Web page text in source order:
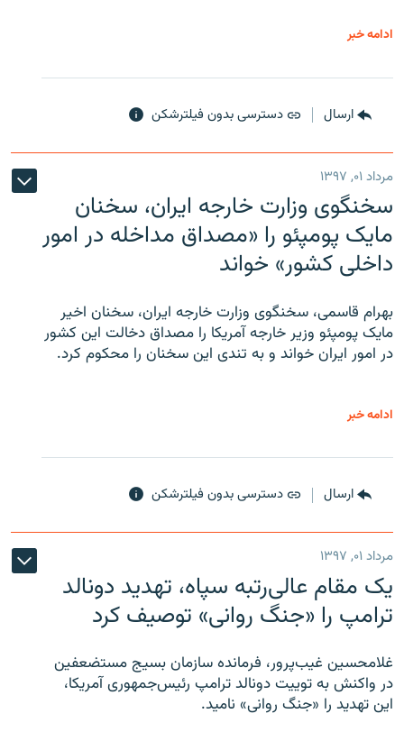
ادامه خبر
ارسال دسترسی بدون فیلترشکن
مرداد ۰۱, ۱۳۹۷
سخنگوی وزارت خارجه ایران، سخنان
مایک پومپئو را «مصداق مداخله در امور
داخلی کشور» خواند
بهرام قاسمی، سخنگوی وزارت خارجه ایران، سخنان اخیر
مایک پومپئو وزیر خارجه آمریکا را مصداق دخالت این کشور
در امور ایران خواند و به تندی این سخنان را محکوم کرد.
ادامه خبر
ارسال دسترسی بدون فیلترشکن
مرداد ۰۱, ۱۳۹۷
یک مقام عالی‌رتبه سپاه، تهدید دونالد
ترامپ را «جنگ روانی» توصیف کرد
غلامحسین غیب‌پرور، فرمانده سازمان بسیج مستضعفین
در واکنش به توییت دونالد ترامپ رئیس‌جمهوری آمریکا،
این تهدید را «جنگ روانی» نامید.